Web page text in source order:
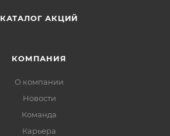
КАТАЛОГ АКЦИЙ
КОМПАНИЯ
О компании
Новости
Команда
Карьера